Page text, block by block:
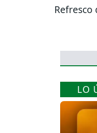
Refresco
LO